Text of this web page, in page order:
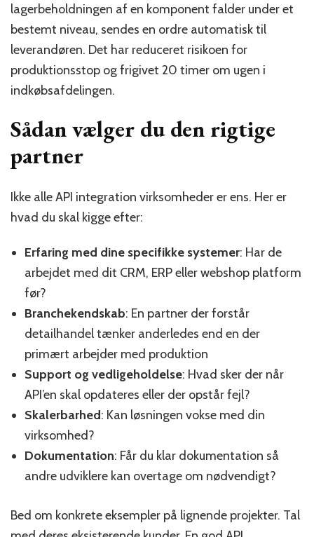
lagerbeholdningen af en komponent falder under et
bestemt niveau, sendes en ordre automatisk til
leverandøren. Det har reduceret risikoen for
produktionsstop og frigivet 20 timer om ugen i
indkøbsafdelingen.
Sådan vælger du den rigtige
partner
Ikke alle API integration virksomheder er ens. Her er
hvad du skal kigge efter:
Erfaring med dine specifikke systemer: Har de
arbejdet med dit CRM, ERP eller webshop platform
før?
Branchekendskab: En partner der forstår
detailhandel tænker anderledes end en der
primært arbejder med produktion
Support og vedligeholdelse: Hvad sker der når
API’en skal opdateres eller der opstår fejl?
Skalerbarhed: Kan løsningen vokse med din
virksomhed?
Dokumentation: Får du klar dokumentation så
andre udviklere kan overtage om nødvendigt?
Bed om konkrete eksempler på lignende projekter. Tal